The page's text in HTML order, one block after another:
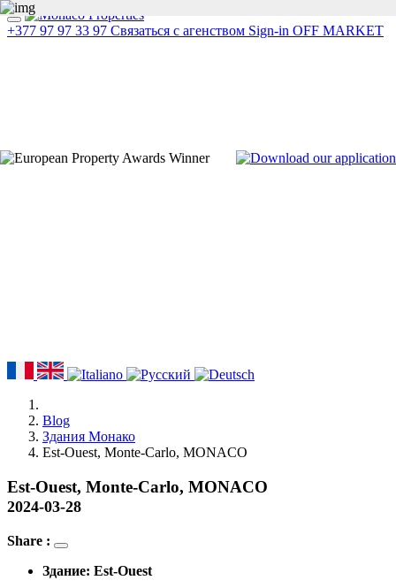
+377 97 97 33 97 Связаться с агенством Sign-in OFF MARKET
Blog
Здания Монако
Est-Ouest, Monte-Carlo, MONACO
Est-Ouest, Monte-Carlo, MONACO
2024-03-28
Share :
Здание: Est-Ouest